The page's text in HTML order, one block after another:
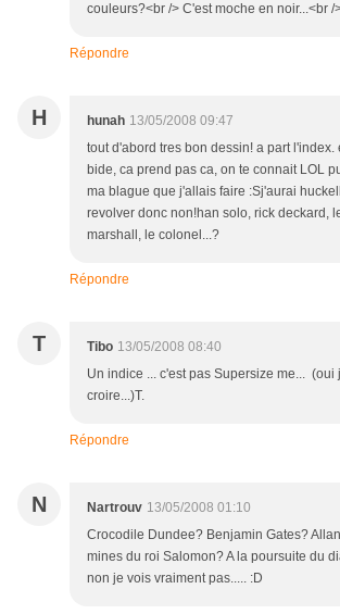
couleurs?<br /> C'est moche en noir...<br /
Répondre
H hunah 13/05/2008 09:47
tout d'abord tres bon dessin! a part l'index.
bide, ca prend pas ca, on te connait LOL
ma blague que j'allais faire :Sj'aurai
revolver donc non!han solo, rick deckard,
marshall, le colonel...?
Répondre
T Tibo 13/05/2008 08:40
Un indice ... c'est pas Supersize me... (oui
croire...)T.
Répondre
N Nartrouv 13/05/2008 01:10
Crocodile Dundee? Benjamin Gates?
mines du roi Salomon? A la poursuite du
non je vois vraiment pas..... :D